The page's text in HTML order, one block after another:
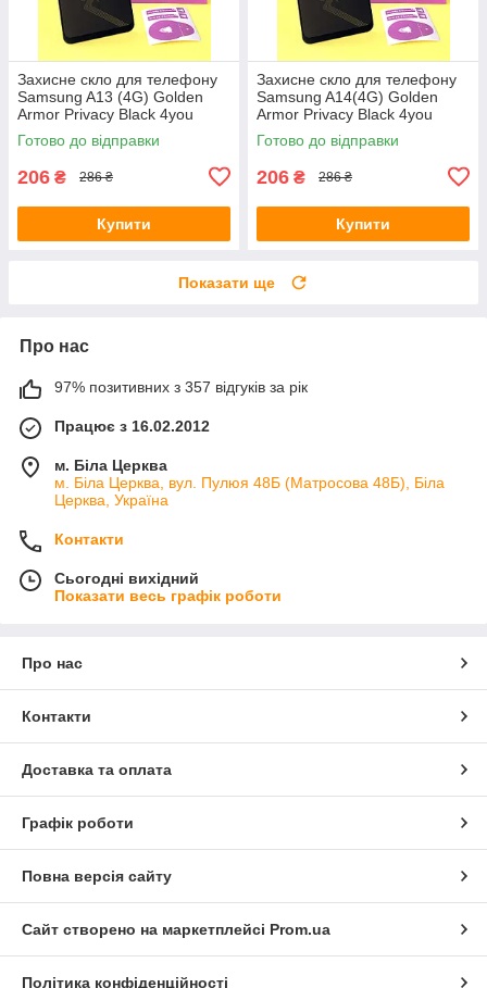
Захисне скло для телефону
Samsung A13 (4G) Golden
Armor Privacy Black 4you
Готово до відправки
206 ₴ 286 ₴
Купити
Захисне скло для телефону
Samsung A14(4G) Golden
Armor Privacy Black 4you
Готово до відправки
206 ₴ 286 ₴
Купити
Показати ще
Про нас
97% позитивних з 357 відгуків за рік
Працює з 16.02.2012
м. Біла Церква
м. Біла Церква, вул. Пулюя 48Б (Матросова 48Б), Біла
Церква, Україна
Контакти
Сьогодні вихідний
Показати весь графік роботи
Про нас
Контакти
Доставка та оплата
Графік роботи
Повна версія сайту
Сайт створено на маркетплейсі Prom.ua
Політика конфіденційності